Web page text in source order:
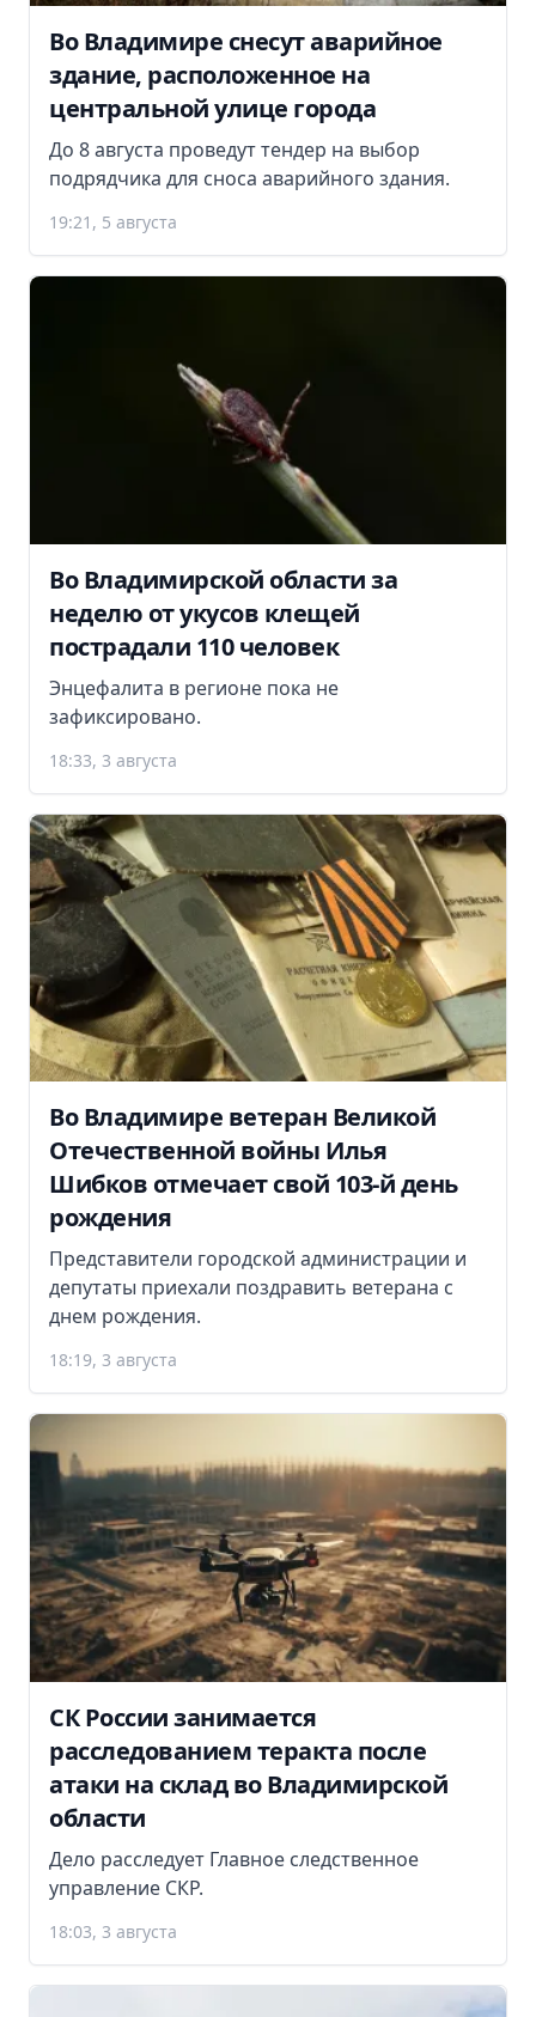
Во Владимире снесут аварийное
здание, расположенное на
центральной улице города
До 8 августа проведут тендер на выбор
подрядчика для сноса аварийного здания.
19:21, 5 августа
Во Владимирской области за
неделю от укусов клещей
пострадали 110 человек
Энцефалита в регионе пока не
зафиксировано.
18:33, 3 августа
Во Владимире ветеран Великой
Отечественной войны Илья
Шибков отмечает свой 103-й день
рождения
Представители городской администрации и
депутаты приехали поздравить ветерана с
днем рождения.
18:19, 3 августа
СК России занимается
расследованием теракта после
атаки на склад во Владимирской
области
Дело расследует Главное следственное
управление СКР.
18:03, 3 августа